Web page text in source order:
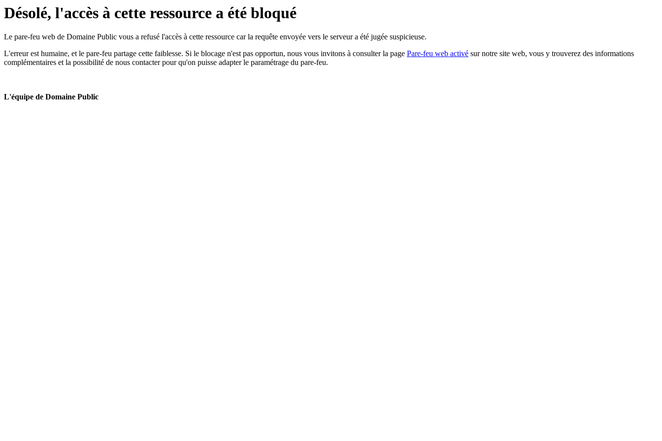
Désolé, l'accès à cette ressource a été bloqué
Le pare-feu web de Domaine Public vous a refusé l'accès à cette ressource car la requête envoyée vers le serveur a été jugée suspicieuse.
L'erreur est humaine, et le pare-feu partage cette faiblesse. Si le blocage n'est pas opportun, nous vous invitons à consulter la page Pare-feu web activé sur notre site web, vous y trouverez des informations
complémentaires et la possibilité de nous contacter pour qu'on puisse adapter le paramétrage du pare-feu.
L'équipe de Domaine Public